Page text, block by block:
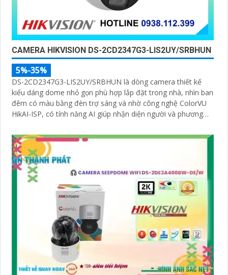
CAMERA HIKVISION DS-2CD2347G3-LIS2UY/SRBHUN
5%-35%
DS-2CD2347G3-LIS2UY/SRBHUN là dòng camera thiết kế
kiểu dáng dome nhỏ gọn phù hợp lắp đặt trong nhà, nhìn ban
đêm có màu bằng đèn trợ sáng và nhờ công nghệ ColorVU
HikAI-ISP, có tính năng AI giúp nhận diện người và phương